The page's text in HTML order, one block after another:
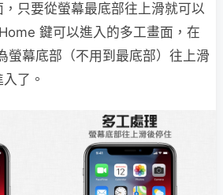
只要從螢幕最底部往上滑就可以
鍵可以進入的多工畫面，在
螢幕底部（不用到最底部）往上滑
了。